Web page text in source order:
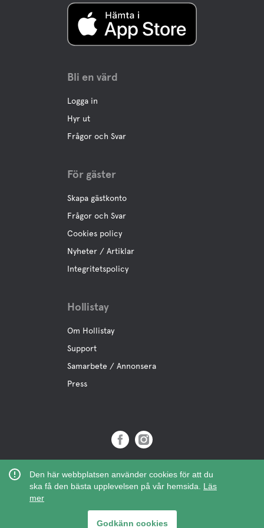
Den här webbplatsen använder cookies för att du
ska få den bästa upplevelsen på vår hemsida. Läs
mer
Godkänn cookies
Kajakuthyrning
Motionsaktivitet
Bli en värd
Logga in
Hyr ut
Frågor och Svar
För gäster
Skapa gästkonto
Frågor och Svar
Cookies policy
Nyheter / Artiklar
Integritetspolicy
Hollistay
Om Hollistay
Support
Samarbete / Annonsera
Press
Org.Nr: 559121-9463